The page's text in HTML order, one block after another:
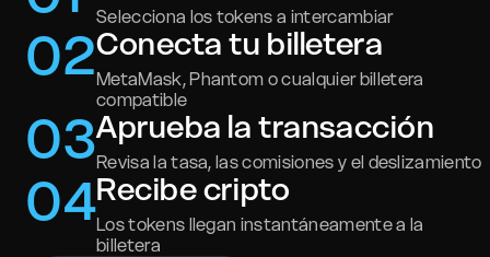
Selecciona los tokens a intercambiar
02Conecta tu billetera
MetaMask, Phantom o cualquier billetera
compatible
03Aprueba la transacción
Revisa la tasa, las comisiones y el deslizamiento
04Recibe cripto
Los tokens llegan instantáneamente a la
billetera